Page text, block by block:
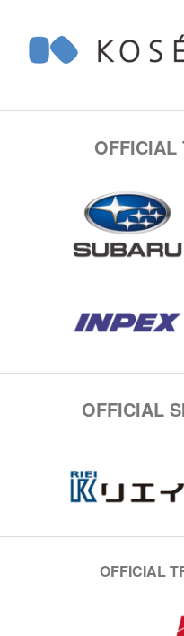
OFFICIAL
OFFICIAL
OFFICIAL